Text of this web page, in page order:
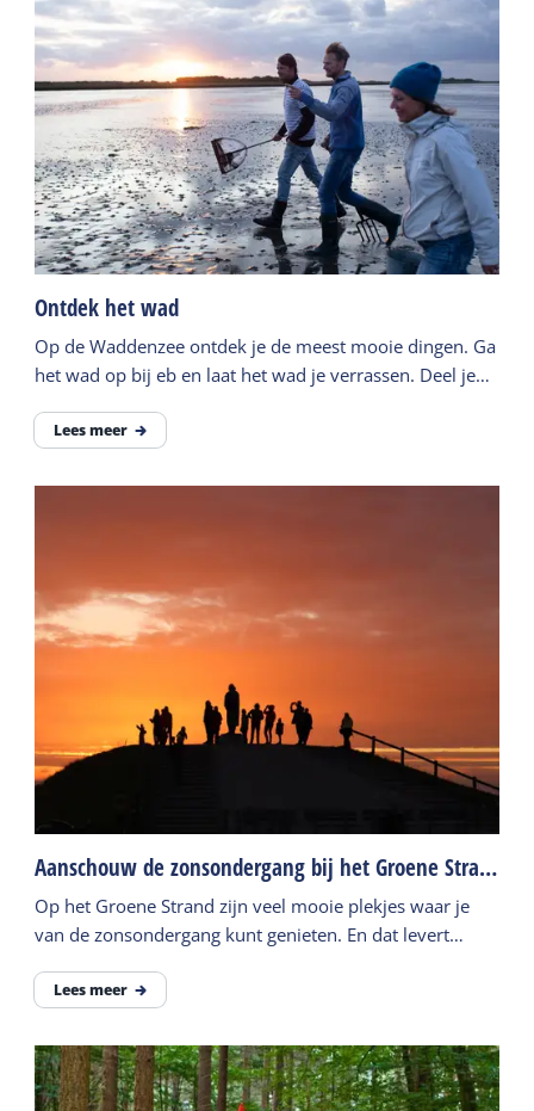
Ontdek het wad
Op de Waddenzee ontdek je de meest mooie dingen. Ga
het wad op bij eb en laat het wad je verrassen. Deel je
Lees meer
Aanschouw de zonsondergang bij het Groene Strand
Op het Groene Strand zijn veel mooie plekjes waar je
van de zonsondergang kunt genieten. En dat levert
Lees meer